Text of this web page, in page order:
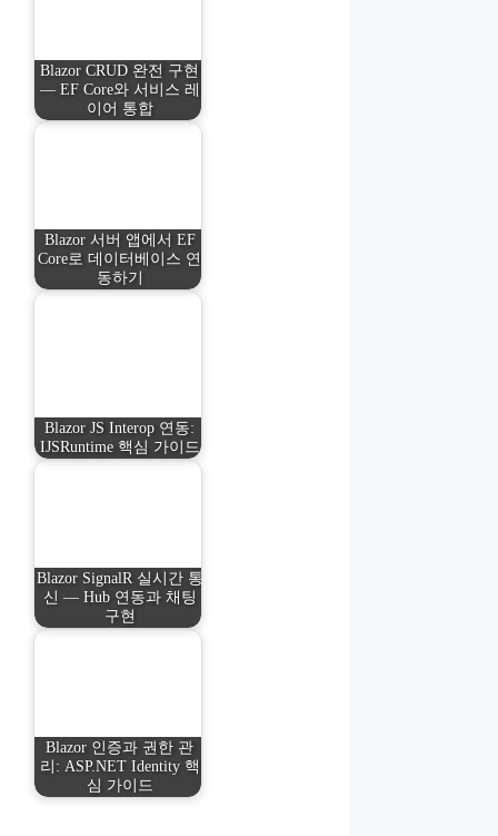
Blazor CRUD 완전 구현
— EF Core와 서비스 레
이어 통합
Blazor 서버 앱에서 EF
Core로 데이터베이스 연
동하기
Blazor JS Interop 연동:
IJSRuntime 핵심 가이드
Blazor SignalR 실시간 통
신 — Hub 연동과 채팅
구현
Blazor 인증과 권한 관
리: ASP.NET Identity 핵
심 가이드